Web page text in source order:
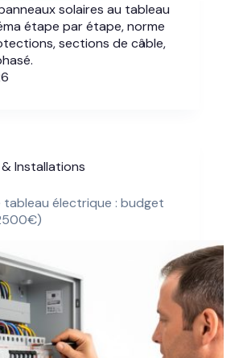
solaires au tableau
étape par étape, norme
sections de câble,
Installations
tableau électrique : budget